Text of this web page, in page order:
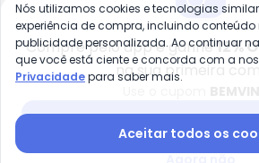
Ao enviar o cadastro, você concorda
de Privacidade
Posthaus é uma marca da Posthaus
80.462.138/0001-41
Endereço: Rua Werner Duwe, 202
Compre pelo app e ganhe12%
na sua primeira
Nós utilizamos cookies e tecnologias
experiência de compra, incluindo conteúdo
publicidade personalizada. Ao continuar
que você está ciente e concorda com a
Privacidadepara saber mais.
Aceitar todos os